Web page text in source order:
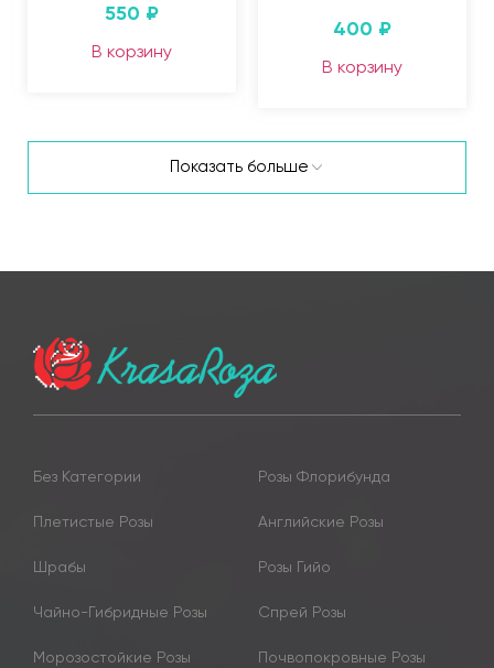
550 ₽
В корзину
400 ₽
В корзину
Показать больше
Без Категории Розы Флорибунда
Плетистые Розы Английские Розы
Шрабы Розы Гийо
Чайно-Гибридные Розы Спрей Розы
Морозостойкие Розы Почвопокровные Розы